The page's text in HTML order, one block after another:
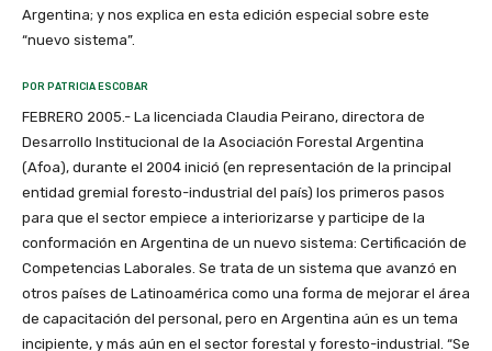
Argentina; y nos explica en esta edición especial sobre este
“nuevo sistema”.
POR PATRICIA ESCOBAR
FEBRERO 2005.- La licenciada Claudia Peirano, directora de Desarrollo Institucional de la Asociación Forestal Argentina (Afoa), durante el 2004 inició (en representación de la principal entidad gremial foresto-industrial del país) los primeros pasos para que el sector empiece a interiorizarse y participe de la conformación en Argentina de un nuevo sistema: Certificación de Competencias Laborales. Se trata de un sistema que avanzó en otros países de Latinoamérica como una forma de mejorar el área de capacitación del personal, pero en Argentina aún es un tema incipiente, y más aún en el sector forestal y foresto-industrial. “Se trata de una herramienta para mejorar la capacitación, pero que a su vez valoriza el recurso humano”, remarcó Peirano, en diálogo con Argentina Forestal.com. “Por medio del Foro de Competitividad de la Cadenas Productivas Madera y Mueble, estamos promoviendo información al respecto junto al gobierno nacional, para que la industria del sector conozca sobre los beneficios de esta nueva herramienta y acompañe este nuevo desafío”, agregó. El gobierno nacional, en junio de 2004 abrió por primera vez en el país una oficina de Certificación Laboral en el Ministerio de Trabajo y Seguridad Social de la Nación (Ver Nueva Unidad Técnica de Certificación de Competencias en página 23). Esta nueva unidad se propone una serie de acciones referidas a la normalización y reconocimiento sectorial de “saberes profesionales” de las personas. subtitulo/Situación actual/subtitulo La licenciada Peirano explicó que la competitividad del sector forestal y foresto-industrial está íntimamente relacionada con el recurso humano que se utiliza. “Pero si uno observa el perfil educativo -el stock de capital humano- en las provincias forestales, se encuentra que la mayoría de las personas disponibles para las tareas forestales no ha terminado la escuela primaria. En muchos casos, son analfabetos funcionales”, dijo. En provincias como Misiones y Corrientes, indicó que se observa que alrededor de dos tercios de la población económicamente activa no ha terminado los estudios secundarios; y aún en el caso de jóvenes que lo han hecho, no presentan calificaciones mínimas que les permitan insertarse en el mundo del trabajo. “Éste no es un tema trivial para el sector, especialmente, cuando la incorporación de nuevas tecnologías hace más necesario contar con personal cada vez más capacitado”, reflexionó. Las empresas con más recursos y escala tienen la posibilidad de capacitar in situ a sus propios operarios, o facilitar la capacitación de sus empresas de servicios. Sin embargo, la capacitación es costosa. Diversos estudios documentan que las Pymes no se caracterizan por hacer uso masivo de ella, ya sea por su costo o por no tener gerenciamientos profesionales que aprecien el valor de la capacitación. Esto genera que la brecha de productividad entre empresas grandes y/o con gerenciamientos profesionales y las Pymes se amplíe. La baja productividad promueve que muchas Pymes recurran a la informalidad laboral como medio de acortar la brecha, y ello lleva a una generación de empleos de baja calidad, alta rotación, alta accidentabilidad y, en definitiva, de empleo que promueve más la pobreza que el bienestar. Por ello, el tema de cómo generar recursos humanos calificados y a los cuales tengan acceso las empresas, independientemente de su tamaño, es un tema central de la competitividad del sector y su sustentabilidad social. “El desafío está en cómo lograr una capacitación pertinente, efectiva, que esté de acuerdo con lo que el sector productivo necesita, y que le otorgue a las personas la capacidad (empowerment) necesaria para mejorar sus posibilidades de inserción y estabilidad en el mundo de trabajo. La Certificación de Competencias Laborales se presenta como esa herramienta, que ya cuenta con alta difusión en países desarrollados y aún en Latinoamérica, pero que en Argentina aún no ha tomado la relevancia que se merece”, apuntó Peirano. negrita/Diferencia entre Calificación y Competencia/negrita -Calificación: capacidad potencial para realizar una tarea. -Competencia: capacidad real y comprobable de un resultado en un contexto dado. negrita/Certificación de competencias/negrita: Proceso mediante el cual un organismo de tercera parte reconoce y certifica que un individuo ha demostrado ser competente para una función laboral determinada. subtitulo/Competencias laborales/subtitulo Una de las organizaciones que más ha contribuido para la difusión de esta herramienta es la Organización Internacional del Trabajo (OIT), quien define a las Competencias Laborales como “la capacidad efectiva para llevar a cabo exitosamente una actividad laboral plenamente identificada”. Desde el Ministerio de Educación de Argentina también se definió como “un conjunto identificable y evaluable de conocimientos y actitudes, valores y habilidades relacionados entre sí, que permiten desempeños satisfactorios en situaciones reales de trabajo según estándares utilizados en el área ocupacional”. La educación por competencias se diferencia de las formas tradicionales de capacitación porque apunta a lograr aptitudes y actitudes claramente identificables y que se puedan evaluar. Para ser más claro, una persona con “calificación” tiene la capacidad potencial para realizar una tarea. Una persona con “competencia” tiene la capacidad real y comprobable de un resultado en un contexto dado. Por lo tanto, se enfatiza el resultado, no el insumo. Así, la capacitación por competencias apunta a formar operarios y cuadros medios en áreas específicas, tales como aplicación de agroquímicos, motosierristas, operadores de grúas o máquinas forestales, protección forestal, etcétera. subtitulo/Certificación de competencias/subtitulo La posibilidad de identificar y evaluar que una persona es competente en una tarea permite “certificar” esa competencia. La certificación es el proceso mediante el cual un organismo de “tercera parte” (proceso que en el corto plazo se deberá definir en el sector) reconoce y certifica que un individuo ha demostrado ser competente para una función laboral determinada. ¿Qué tipo de conocimientos se certifican? *Competencias Básicas: capacidades generales (leer, escribir, lógica, matemática) *Competencias Genéricas: actitudes, aptitudes y valores asociados al desempeño profesional requeridos. Habilidad de analizar, aprender, enseñar, trabajar en equipo, evaluar riesgos, comunicarse. *Competencias Específicas: conocimientos, habilidades y destrezas que se requieren para desarrollar funciones específicas. subtitulo/Importancia de la Certificación/subtitulo La Certificación de Competencias es una herramienta que permite mejorar la capacitación de los recursos humanos dentro de un sector productivo, logrando mayor calidad y pertinencia. Pero debe ser vista como una herramienta disponible para ese fin, no como un fin en sí misma. Entre los beneficios que se le atribuyen a la Certificación se encuentran: 1. Beneficios para la empresa: permite mejorar la productividad, ya que facilita la transferencia de tecnologías disponibles, ayuda a una gestión integral del personal, reduce el costo de entrenamiento, aumenta la seguridad y la prevención de accidentes. Se facilitan además, los procesos de Certificación (ISO, etcétera). 2.Beneficios para el trabajador: facilita la inserción y estabilidad laboral y el aprendizaje continuo, fuente de mejores ingresos. Le otorga empoderamiento, dado que la capacitación es un bien que se traslada con él. 3.Mejora el entorno económico y social: permite una articulación entre la educación y el trabajo, reduciendo los costos de capacitación generales del sistema al lograr niveles de pertinencia y calidad en la capacitación generada y reduciendo los desequilibrios entre oferta y demanda de recursos calificados. Aumenta el capital humano disponible y mejora las condiciones de vida y de trabajo de las personas. Sobre estos puntos, Peirano aclaró que en el caso de Argentina -estos conceptos que son aplicables a cualquier región del mundo- tienen aún más trascendencia, dado que permitirían actuar sobre dos situaciones que hoy tienen alto impacto social. “Primero, reducirían la brecha de productividad laboral entre Pymes y empresas con escala, y facilitarían la inserción laboral, la estabilidad y el mejoramiento de ingresos en grupos vulnerables como son aquellos vinculados a la base de la pirámide de recursos humanos del sector forestal y foresto-industrial. En segundo lugar, permiten la inserción de personas de baja formación educativa formal y jóvenes que esperan acceder a su primer empleo. Además, como tercer elemento no trivial, permitirían generar una herramienta de aggiornamiento y transformación de la Educación Técnica, necesidad evidente de nuestro sistema educativo”. negrita/Beneficios de la Certificación de Competencias según la OIT/negrita -Genera un mercado de trabajo más fluido y transparente -Enfatiza el aspecto de transferencia y portabilidad de las competencias -Resguarda el propósito de equidad, ya que minimiza los riesgos de discriminación por motivos de raza, sexo, religión, etcétera -Genera mejores elementos en la negociación laboral -Brinda oportunidad para generar empleos de calidad y potencial de desarrollo económico y social sobre la base de la innovación y la capacidad humana -Permite, en el ámbito internacional, una mayor movilidad de recursos humanos. -Permite un ámbito de participación y diálogo de los actores sociales subtitulo/¿Cómo instrumentar el sistema?/subtitulo Este sistema tiene amplia difusión en los países desarrollados, y lleva varios años de desarrollo en países como México, Chile y Brasil. Los sistemas son diferentes de acuerdo con los países, pero en general se pueden identificar los siguientes subsistemas como necesarios para establecer un programa de Certificación de Competencias: 1.Normalización: determinación de los estándares mínimos de conocimientos básicos,